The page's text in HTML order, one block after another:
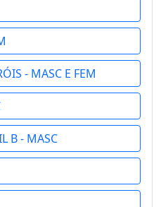
- MASC E FEM
B - MASC